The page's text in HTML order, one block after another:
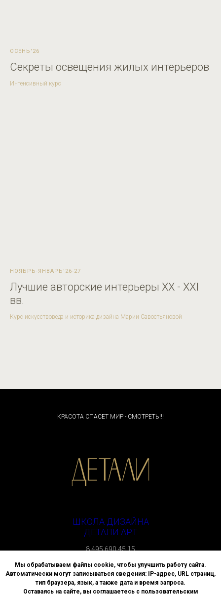
Мы обрабатываем файлы cookie, чтобы улучшить работу сайта.
Автоматически могут записываться сведения: IP-адрес, URL страниц,
тип браузера, язык, а также дата и время запроса.
Оставаясь на сайте, вы соглашаетесь с пользовательским
ОСЕНЬ'26
Секреты освещения жилых интерьеров
Интенсивный курс
НОЯБРЬ-ЯНВАРЬ'26-27
Лучшие авторские интерьеры ХХ - ХХI
вв.
Курс искусствоведа и историка дизайна Марии Савостьяновой
КРАСОТА СПАСЕТ МИР - СМОТРЕТЬ!!!
ШКОЛА ДИЗАЙНА
ДЕТАЛИ АРТ
8 495 690 45 15
г. Москва, улица Спиридоновка, д. 4
Политика АНО ДПО «ВЫСШАЯ ШКОЛА ДИЗАЙНА «ДЕТАЛИ»
в отношении обработки персональных данных